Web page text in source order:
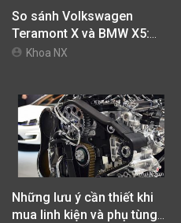
So sánh Volkswagen
Teramont X và BMW X5:
Giá nửa mà chất vẫn đầy
Khoa NX
Những lưu ý cần thiết khi
mua linh kiện và phụ tùng